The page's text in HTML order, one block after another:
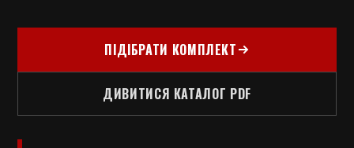
ПІДІБРАТИ КОМПЛЕКТ
ДИВИТИСЯ КАТАЛОГ PDF